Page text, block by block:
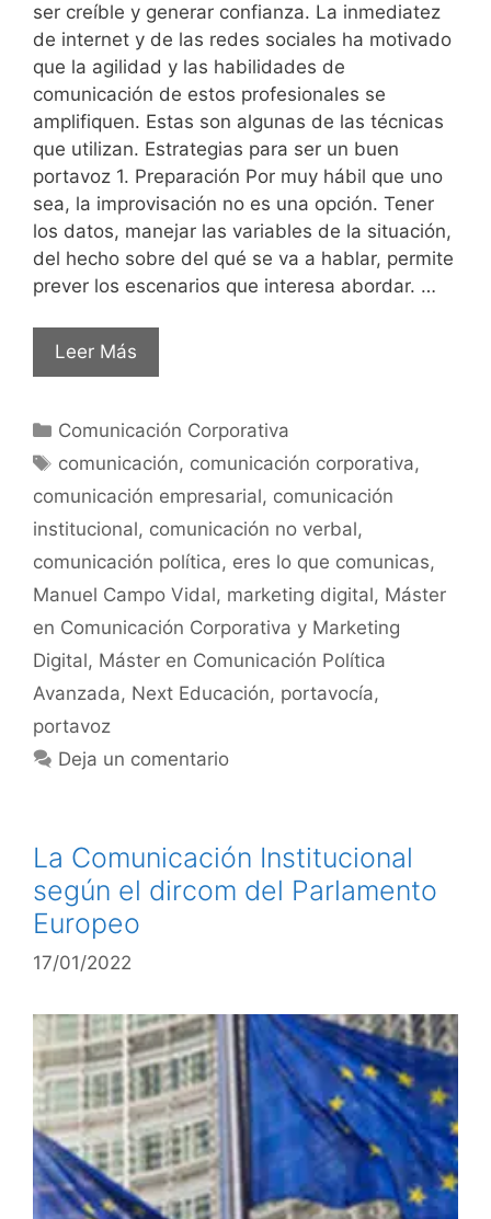
ser creíble y generar confianza. La inmediatez
de internet y de las redes sociales ha motivado
que la agilidad y las habilidades de
comunicación de estos profesionales se
amplifiquen. Estas son algunas de las técnicas
que utilizan. Estrategias para ser un buen
portavoz 1. Preparación Por muy hábil que uno
sea, la improvisación no es una opción. Tener
los datos, manejar las variables de la situación,
del hecho sobre del qué se va a hablar, permite
prever los escenarios que interesa abordar. …
Leer Más
Comunicación Corporativa
comunicación, comunicación corporativa,
comunicación empresarial, comunicación
institucional, comunicación no verbal,
comunicación política, eres lo que comunicas,
Manuel Campo Vidal, marketing digital, Máster
en Comunicación Corporativa y Marketing
Digital, Máster en Comunicación Política
Avanzada, Next Educación, portavocía,
portavoz
Deja un comentario
La Comunicación Institucional
según el dircom del Parlamento
Europeo
17/01/2022